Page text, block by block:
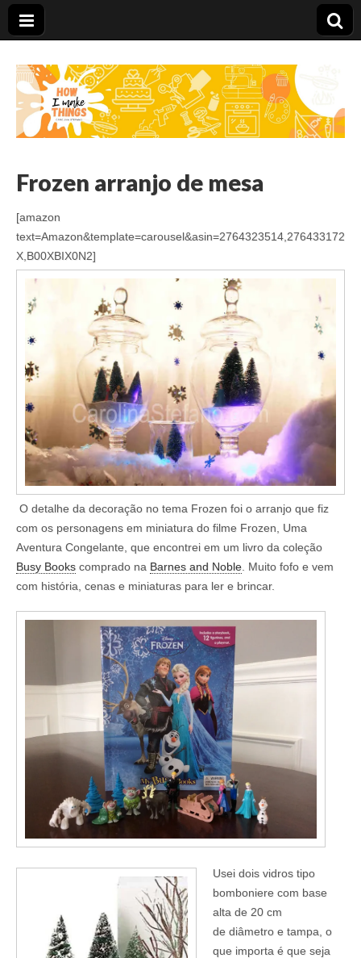
Carolina Stefano
Frozen arranjo de mesa
[amazon
text=Amazon&template=carousel&asin=2764323514,276433172
X,B00XBIX0N2]
O detalhe da decoração no tema Frozen foi o arranjo que fiz
com os personagens em miniatura do filme Frozen, Uma
Aventura Congelante, que encontrei em um livro da coleção
Busy Books comprado na Barnes and Noble . Muito fofo e vem
com história, cenas e miniaturas para ler e brincar.
Usei dois vidros tipo
bomboniere com base
alta de 20 cm
de diâmetro e tampa, o
que importa é que seja